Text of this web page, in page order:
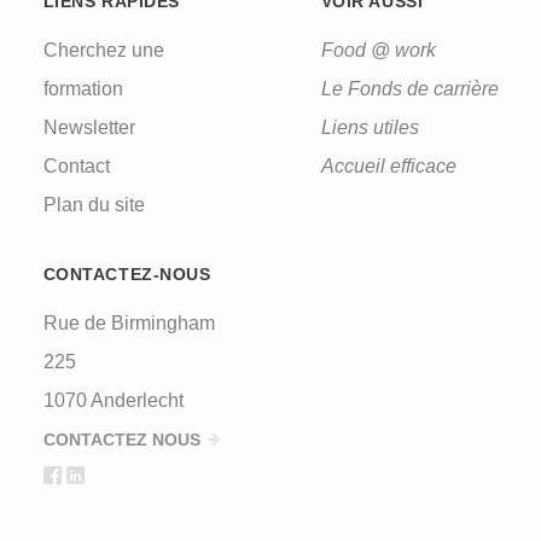
Cherchez une
formation
Newsletter
Contact
Plan du site
Food @ work
Le Fonds de carrière
Liens utiles
Accueil efficace
CONTACTEZ-NOUS
Rue de Birmingham
225
1070 Anderlecht
CONTACTEZ NOUS